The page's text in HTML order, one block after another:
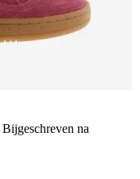
Bijgeschreven na